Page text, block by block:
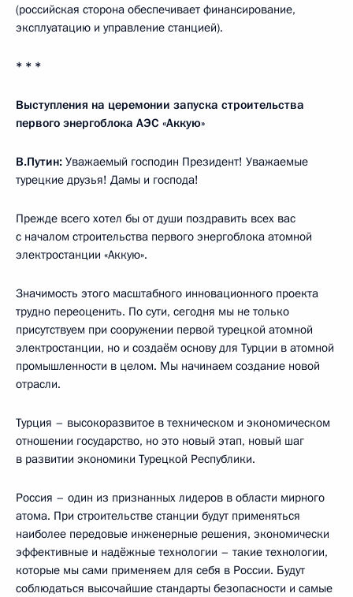
(российская сторона обеспечивает финансирование,
эксплуатацию и управление станцией).
* * *
Выступления на церемонии запуска строительства
первого энергоблока АЭС «Аккую»
В.Путин: Уважаемый господин Президент! Уважаемые
турецкие друзья! Дамы и господа!
Прежде всего хотел бы от души поздравить всех вас
с началом строительства первого энергоблока атомной
электростанции «Аккую».
Значимость этого масштабного инновационного проекта
трудно переоценить. По сути, сегодня мы не только
присутствуем при сооружении первой турецкой атомной
электростанции, но и создаём основу для Турции в атомной
промышленности в целом. Мы начинаем создание новой
отрасли.
Турция – высокоразвитое в техническом и экономическом
отношении государство, но это новый этап, новый шаг
в развитии экономики Турецкой Республики.
Россия – один из признанных лидеров в области мирного
атома. При строительстве станции будут применяться
наиболее передовые инженерные решения, экономически
эффективные и надёжные технологии – такие технологии,
которые мы сами применяем для себя в России. Будут
соблюдаться высочайшие стандарты безопасности и самые